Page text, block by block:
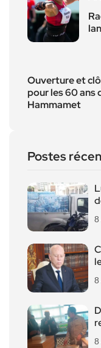
Ouverture et
pour les 60 ans
Hammamet
Postes
8
8
8